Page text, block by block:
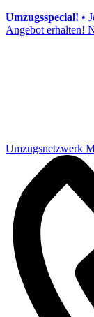
Umzugsspecial! •
Angebot erhalten!
Umzugsnetzwerk